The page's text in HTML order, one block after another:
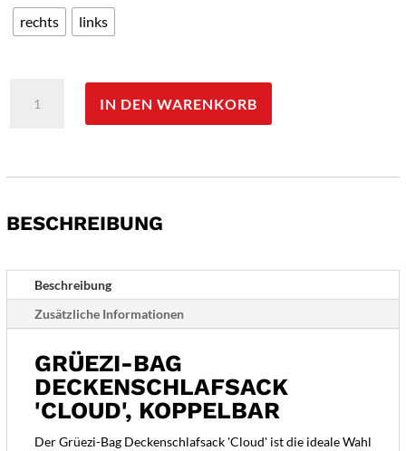
rechts links
Deckenschlafsack
IN DEN WARENKORB
BESCHREIBUNG
Beschreibung
Zusätzliche Informationen
GRÜEZI-BAG
DECKENSCHLAFSACK
'CLOUD', KOPPELBAR
Der Grüezi-Bag Deckenschlafsack 'Cloud' ist die ideale Wahl